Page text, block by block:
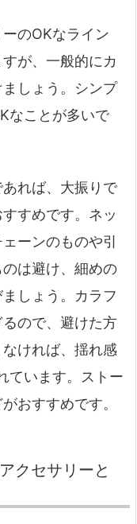
のOKなライン
が、一般的にカ
しょう。シンプ
なことが多いで
れば、大振りで
すめです。ネッ
ーンのものや引
は避け、細めの
しょう。カラフ
ので、避けた方
ければ、揺れ感
ています。ストー
おすすめです。
クセサリーと